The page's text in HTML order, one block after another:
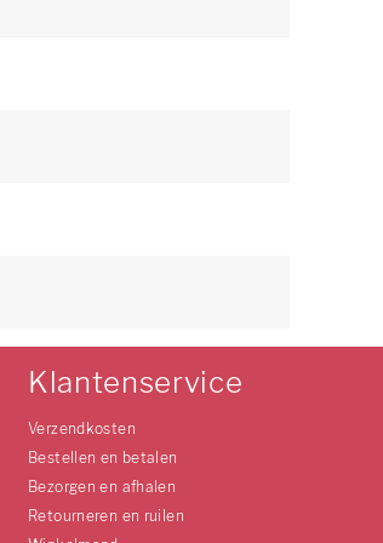
Klantenservice
Verzendkosten
Bestellen en betalen
Bezorgen en afhalen
Retourneren en ruilen